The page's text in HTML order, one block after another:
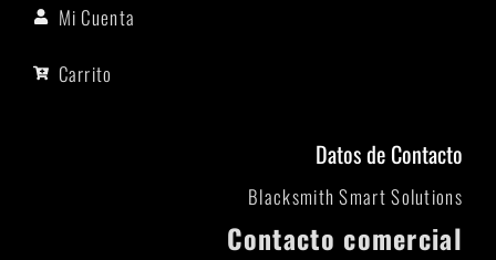
Mi Cuenta
Carrito
Datos de Contacto
Blacksmith Smart Solutions
Contacto comercial